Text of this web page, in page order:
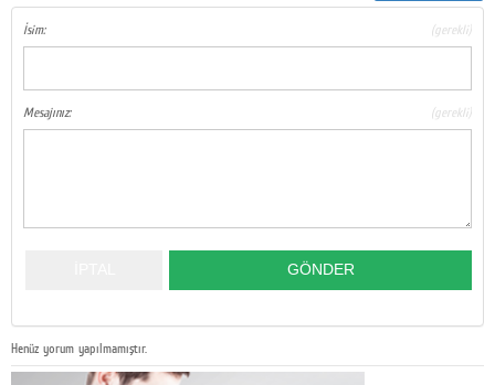
İsim: (gerekli)
Mesajınız: (gerekli)
Henüz yorum yapılmamıştır.